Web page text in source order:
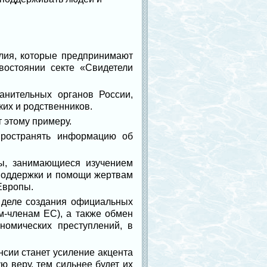
которые предпринимают
секте «Свидетели
органов России,
и родственников.
этому примеру.
информацию об
занимающиеся изучением
и помощи жертвам
создания официальных
членам ЕС), а также обмен
преступлений, в
станет усиление акцента
веру, тем сильнее будет их